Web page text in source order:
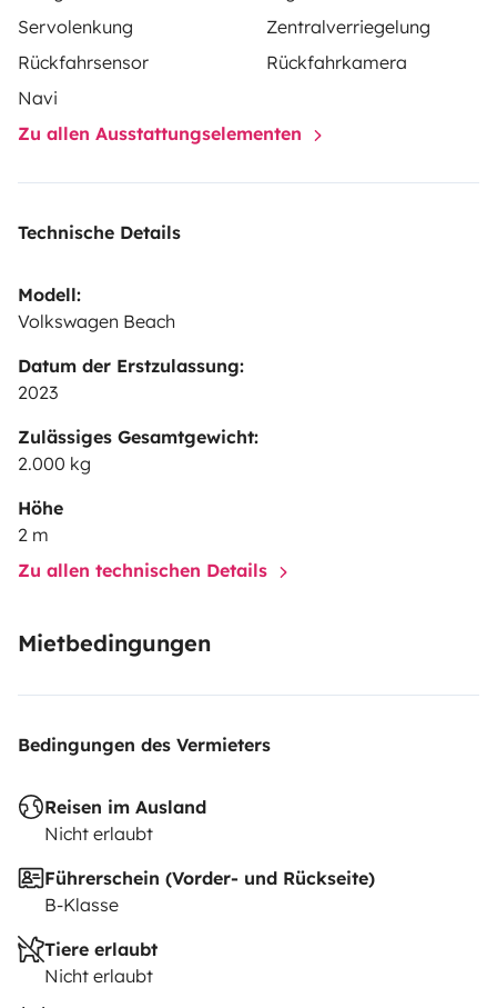
can be facilitated for a charge of €100.
offices are closed for Christmas & New Year, from 24th
December 2025 and will reopen 30th December 2025.
Vehicle's can be returned during these dates however
we cannot offer collections.
Servolenkung
Zentralverriegelung
Rückfahrsensor
Rückfahrkamera
Navi
Zu allen Ausstattungselementen
Technische Details
Modell:
Volkswagen Beach
Datum der Erstzulassung:
2023
Zulässiges Gesamtgewicht:
2.000 kg
Höhe
2 m
Zu allen technischen Details
Mietbedingungen
Bedingungen des Vermieters
Reisen im Ausland
Nicht erlaubt
Führerschein (Vorder- und Rückseite)
B-Klasse
Tiere erlaubt
Nicht erlaubt